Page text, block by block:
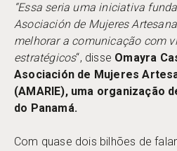
“Essa seria uma iniciativa
Asociación de Mujeres
melhorar a comunicação com
estratégicos“, disse Omayra
Asociación de Mujeres
(AMARIE), uma organização
do Panamá.
Com quase dois bilhões de